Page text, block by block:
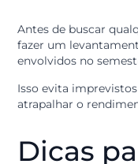
Em vez de
diferentes, com
Assim, ele fica
casa, permitindo
aconteça sem